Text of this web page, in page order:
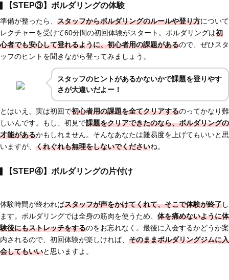
【STEP③】ボルダリングの体験
準備が整ったら、 スタッフからボルダリングのルールや登り方について
レクチャーを受けて60分間の初回体験がスタート。ボルダリングは初
心者でも安心して登れるように、初心者用の課題があるので、ぜひスタ
ッフのヒントを聞きながら登ってみましょう。
スタッフのヒントがあるかないかで課題を登りやす
さが大違いだよー！
とはいえ、実は初回で初心者用の課題を全てクリアするのってかなり難
しいんです。もし、初見で課題をクリアできたのなら、ボルダリングの
才能があるかもしれません。そんなあなたは難易度を上げてもいいと思
いますが、 くれぐれも無理をしないでくださいね。
【STEP④】ボルダリングの片付け
体験時間が終わればスタッフが声をかけてくれて、そこで体験が終了し
ます。ボルダリングでは全身の筋肉を使うため、 体を痛めないように体
験後にもストレッチをするのをお忘れなく。最後に入会するかどうか案
内されるので、初回体験が楽しければ、 そのままボルダリングジムに入
会してもいいと思いますよ。